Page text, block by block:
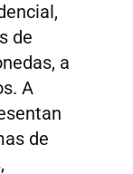
de
a
A
de